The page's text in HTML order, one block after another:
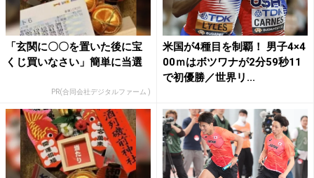
「玄関に〇〇を置いた後に宝
くじ買いなさい」簡単に当選
PR(合同会社デジタルファーム )
米国が4種目を制覇！ 男子4×4
00ｍはボツワナが2分59秒11
で初優勝／世界リ...